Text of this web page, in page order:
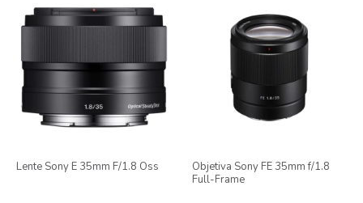
Lente Sony E 35mm F/1.8 Oss
Objetiva Sony FE 35mm f/1.8
Full-Frame